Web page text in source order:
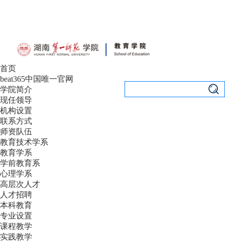
首页
beat365中国唯一官网
学院简介
现任领导
机构设置
联系方式
师资队伍
教育技术学系
教育学系
学前教育系
心理学系
高层次人才
人才招聘
本科教育
专业设置
课程教学
实践教学